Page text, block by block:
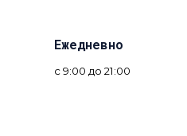
Ежедневно
с 9:00 до 21:00